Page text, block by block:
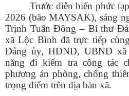
Trước diễn biến phức
2026 (bão MAYSAK), sáng
Trịnh Tuấn Đông – Bí thư
xã Lộc Bình đã trực tiếp
Đảng ủy, HĐND, UBND xã
năng đi kiểm tra công tác
phương án phòng, chống
trọng điểm trên địa bàn xã.